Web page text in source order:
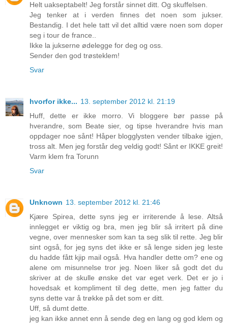
Helt uakseptabelt! Jeg forstår sinnet ditt. Og skuffelsen.
Jeg tenker at i verden finnes det noen som jukser.
Bestandig. I det hele tatt vil det alltid være noen som doper
seg i tour de france..
Ikke la jukserne ødelegge for deg og oss.
Sender den god trøsteklem!
Svar
hvorfor ikke... 13. september 2012 kl. 21:19
Huff, dette er ikke morro. Vi bloggere bør passe på
hverandre, som Beate sier, og tipse hverandre hvis man
oppdager noe sånt! Håper blogglysten vender tilbake igjen,
tross alt. Men jeg forstår deg veldig godt! Sånt er IKKE greit!
Varm klem fra Torunn
Svar
Unknown 13. september 2012 kl. 21:46
Kjære Spirea, dette syns jeg er irriterende å lese. Altså
innlegget er viktig og bra, men jeg blir så irritert på dine
vegne, over mennesker som kan ta seg slik til rette. Jeg blir
sint også, for jeg syns det ikke er så lenge siden jeg leste
du hadde fått kjip mail også. Hva handler dette om? ene og
alene om misunnelse tror jeg. Noen liker så godt det du
skriver at de skulle ønske det var eget verk. Det er jo i
hovedsak et kompliment til deg dette, men jeg fatter du
syns dette var å trøkke på det som er ditt.
Uff, så dumt dette.
jeg kan ikke annet enn å sende deg en lang og god klem og